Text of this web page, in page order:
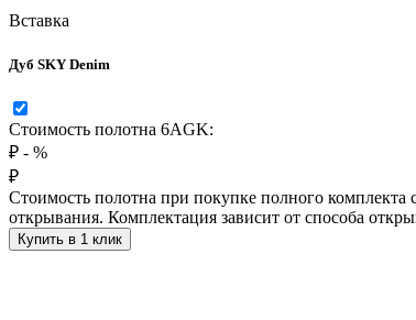
Вставка
Дуб SKY Denim
Стоимость полотна 6AGK:
₽ - %
₽
Стоимость полотна при покупке полного
открывания. Комплектация зависит от способа
Купить в 1 клик